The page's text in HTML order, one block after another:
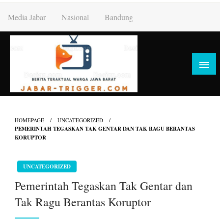
content
Media Jabar Nasional Bandung
HOMEPAGE UNCATEGORIZED
PEMERINTAH TEGASKAN TAK GENTAR DAN TAK RAGU BERANTAS
KORUPTOR
UNCATEGORIZED
Pemerintah Tegaskan Tak Gentar dan
Tak Ragu Berantas Koruptor